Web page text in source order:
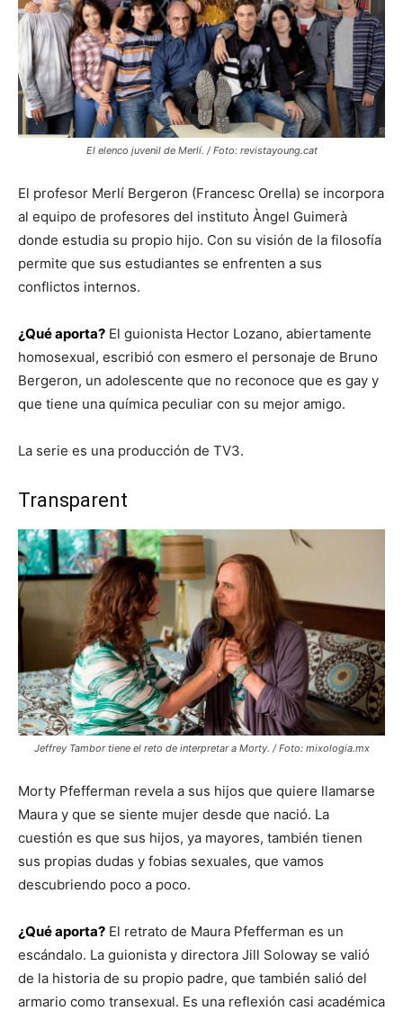
El elenco juvenil de Merlí. / Foto: revistayoung.cat
El profesor Merlí Bergeron (Francesc Orella) se incorpora
al equipo de profesores del instituto Àngel Guimerà
donde estudia su propio hijo. Con su visión de la filosofía
permite que sus estudiantes se enfrenten a sus
conflictos internos.
¿Qué aporta? El guionista Hector Lozano, abiertamente
homosexual, escribió con esmero el personaje de Bruno
Bergeron, un adolescente que no reconoce que es gay y
que tiene una química peculiar con su mejor amigo.
La serie es una producción de TV3.
Transparent
Jeffrey Tambor tiene el reto de interpretar a Morty. / Foto: mixologia.mx
Morty Pfefferman revela a sus hijos que quiere llamarse
Maura y que se siente mujer desde que nació. La
cuestión es que sus hijos, ya mayores, también tienen
sus propias dudas y fobias sexuales, que vamos
descubriendo poco a poco.
¿Qué aporta? El retrato de Maura Pfefferman es un
escándalo. La guionista y directora Jill Soloway se valió
de la historia de su propio padre, que también salió del
armario como transexual. Es una reflexión casi académica